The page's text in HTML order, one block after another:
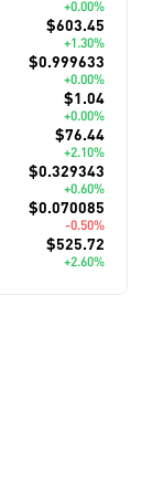
+0.00%
$603.45
+1.30%
$0.999633
+0.00%
$1.04
+0.00%
$76.44
+2.10%
$0.329343
+0.60%
$0.070085
-0.50%
$525.72
+2.60%